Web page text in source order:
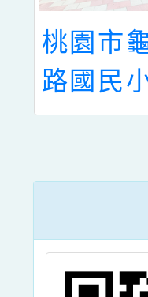
桃園市
路國民
60週年
活動
2025
會《沉
兒童互